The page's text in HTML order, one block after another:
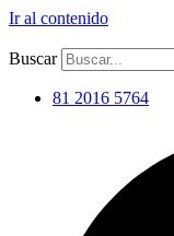
Ir al contenido
Buscar
81 2016 5764